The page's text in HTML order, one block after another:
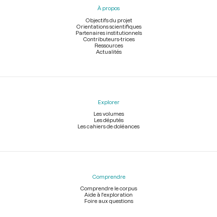
À propos
Objectifs du projet
Orientations scientifiques
Partenaires institutionnels
Contributeurs-trices
Ressources
Actualités
Explorer
Les volumes
Les députés
Les cahiers de doléances
Comprendre
Comprendre le corpus
Aide à l'exploration
Foire aux questions